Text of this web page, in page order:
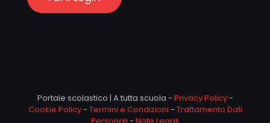
Portale scolastico | A tutta scuola - Privacy Policy-
Cookie Policy- Termini e Condizioni - Trattamento Dati
Personali - Note Legali